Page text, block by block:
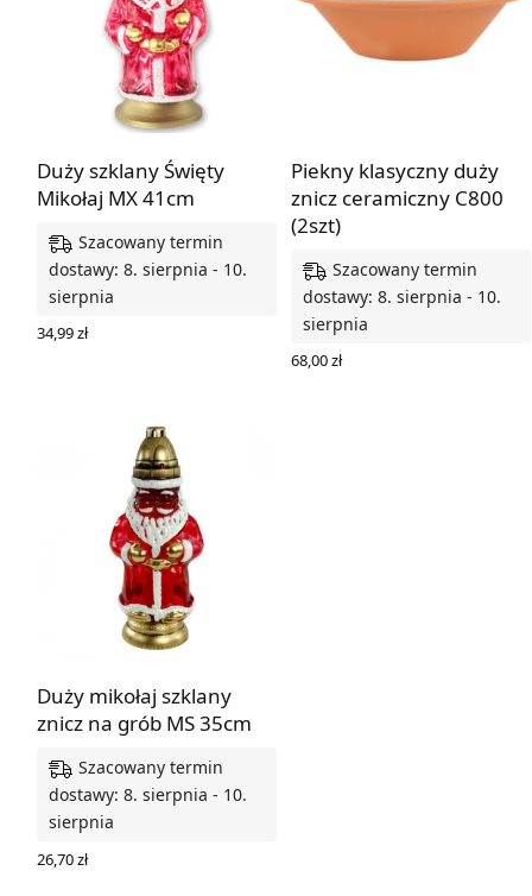
Duży szklany Święty
Mikołaj MX 41cm
Szacowany termin
dostawy: 8. sierpnia - 10.
sierpnia
34,99zł
Piekny klasyczny duży
znicz ceramiczny C800
(2szt)
Szacowany termin
dostawy: 8. sierpnia - 10.
sierpnia
68,00zł
Duży mikołaj szklany
znicz na grób MS 35cm
Szacowany termin
dostawy: 8. sierpnia - 10.
sierpnia
26,70zł